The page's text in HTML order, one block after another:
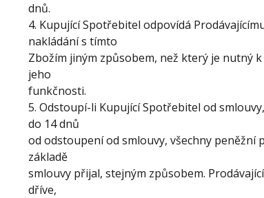
dnů.
4. Kupující Spotřebitel odpovídá
nakládání s tímto
Zbožím jiným způsobem, než který je nutný
jeho
funkčnosti.
5. Odstoupí-li Kupující Spotřebitel od
do 14 dnů
od odstoupení od smlouvy, všechny
základě
smlouvy přijal, stejným způsobem.
dříve,